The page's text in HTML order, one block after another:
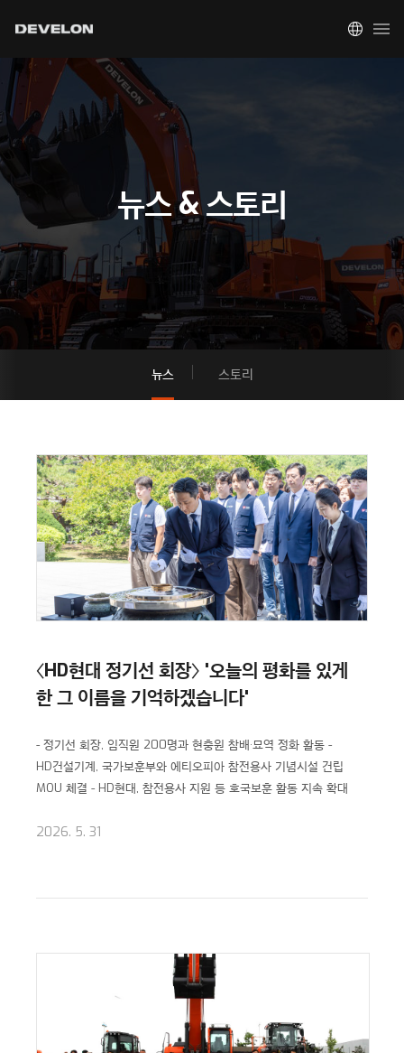
뉴스 & 스토리
뉴스 스토리
〈HD현대 정기선 회장〉 '오늘의 평화를 있게
한 그 이름을 기억하겠습니다'
- 정기선 회장, 임직원 200명과 현충원 참배·묘역 정화 활동 -
HD건설기계, 국가보훈부와 에티오피아 참전용사 기념시설 건립
MOU 체결 - HD현대, 참전용사 지원 등 호국보훈 활동 지속 확대
2026. 5. 31